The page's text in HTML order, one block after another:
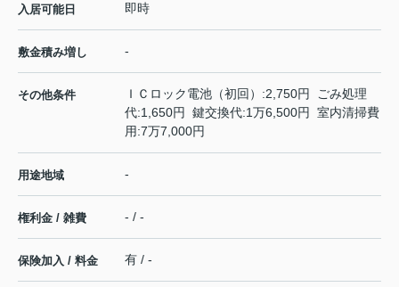
入居可能日 即時
敷金積み増し -
その他条件
ＩＣロック電池（初回）:2,750円 ごみ処理
代:1,650円 鍵交換代:1万6,500円 室内清掃費
用:7万7,000円
用途地域 -
権利金 / 雑費 - / -
保険加入 / 料金 有 / -